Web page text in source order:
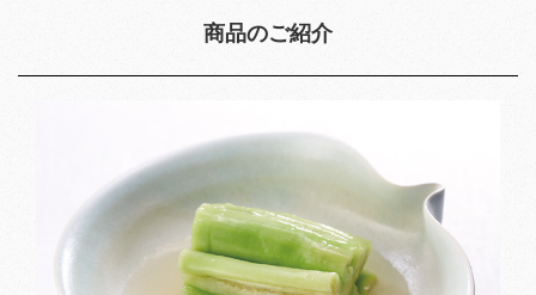
商品のご紹介